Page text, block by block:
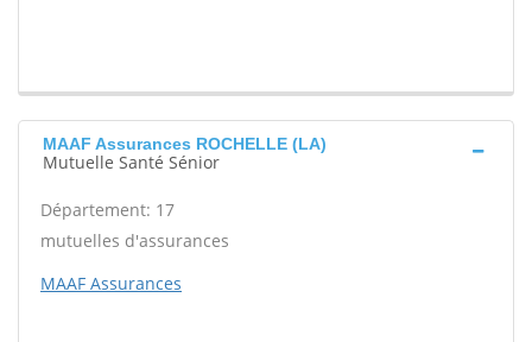
MAAF Assurances ROCHELLE (LA)
Mutuelle Santé Sénior
Département: 17
mutuelles d'assurances
MAAF Assurances